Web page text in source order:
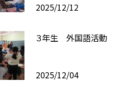
2025/12/12
３年生 外国語活動
2025/12/04